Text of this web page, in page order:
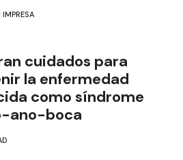
cuidados para
la enfermedad
como síndrome
ano-boca